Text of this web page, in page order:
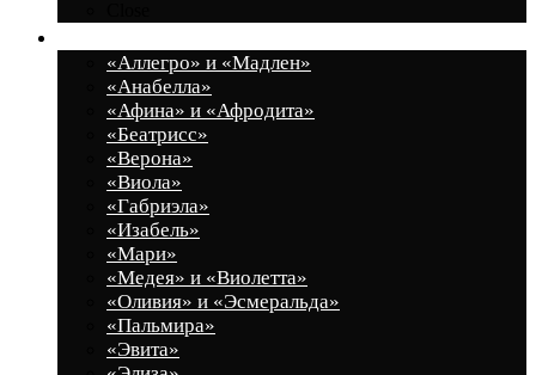
«Аллегро» и «Мадлен»
«Анабелла»
«Афина» и «Афродита»
«Беатрисс»
«Верона»
«Виола»
«Габриэла»
«Изабель»
«Мари»
«Медея» и «Виолетта»
«Оливия» и «Эсмеральда»
«Пальмира»
«Эвита»